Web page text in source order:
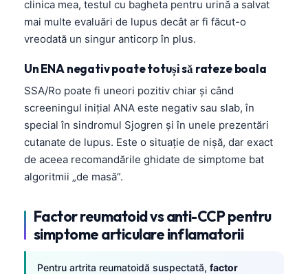
clinica mea, testul cu bagheta pentru urină a salvat
mai multe evaluări de lupus decât ar fi făcut-o
vreodată un singur anticorp în plus.
Un ENA negativ poate totuși să rateze boala
SSA/Ro poate fi uneori pozitiv chiar și când
screeningul inițial ANA este negativ sau slab, în
special în sindromul Sjogren și în unele prezentări
cutanate de lupus. Este o situație de nișă, dar exact
de aceea recomandările ghidate de simptome bat
algoritmii „de masă”.
Factor reumatoid vs anti-CCP pentru
simptome articulare inflamatorii
Pentru artrita reumatoidă suspectată, factor